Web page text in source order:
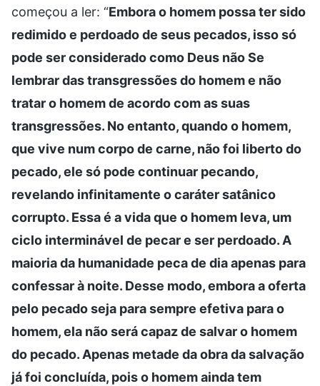
começou a ler: “Embora o homem possa ter sido
redimido e perdoado de seus pecados, isso só
pode ser considerado como Deus não Se
lembrar das transgressões do homem e não
tratar o homem de acordo com as suas
transgressões. No entanto, quando o homem,
que vive num corpo de carne, não foi liberto do
pecado, ele só pode continuar pecando,
revelando infinitamente o caráter satânico
corrupto. Essa é a vida que o homem leva, um
ciclo interminável de pecar e ser perdoado. A
maioria da humanidade peca de dia apenas para
confessar à noite. Desse modo, embora a oferta
pelo pecado seja para sempre efetiva para o
homem, ela não será capaz de salvar o homem
do pecado. Apenas metade da obra da salvação
já foi concluída, pois o homem ainda tem